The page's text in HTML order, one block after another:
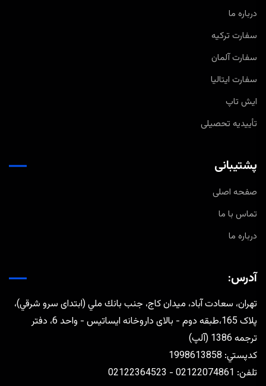
درباره ما
سفارت ترکیه
سفارت آلمان
سفارت ایتالیا
ایش تاپ
تأییدیه تحصیلی
پشتیبانی
صفحه اصلی
تماس با ما
درباره ما
آدرس:
تهران، سعادت آباد، ميدان كاج، جنب بانك ملي (ابتدای سرو شرقي)،
پلاک 165،طبقه دوم - بالای داروخانه ایساتیس - واحد 6، دفتر
ترجمه 1386 (آلپ)
كدپستي: 1998613858
تلفن: 02122074861 - 02122364523